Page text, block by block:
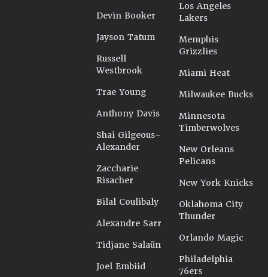
Devin Booker
Jayson Tatum
Russell
Westbrook
Trae Young
Anthony Davis
Shai Gilgeous-
Alexander
Zaccharie
Risacher
Bilal Coulibaly
Alexandre Sarr
Tidjane Salaün
Joel Embiid
Los Angeles
Lakers
Memphis
Grizzlies
Miami Heat
Milwaukee Bucks
Minnesota
Timberwolves
New Orleans
Pelicans
New York Knicks
Oklahoma City
Thunder
Orlando Magic
Philadelphia
76ers